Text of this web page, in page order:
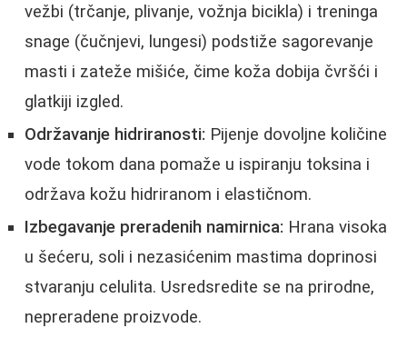
vežbi (trčanje, plivanje, vožnja bicikla) i treninga
snage (čučnjevi, lungesi) podstiže sagorevanje
masti i zateže mišiće, čime koža dobija čvršći i
glatkiji izgled.
Održavanje hidriranosti: Pijenje dovoljne količine
vode tokom dana pomaže u ispiranju toksina i
održava kožu hidriranom i elastičnom.
Izbegavanje preradenih namirnica: Hrana visoka
u šećeru, soli i nezasićenim mastima doprinosi
stvaranju celulita. Usredsredite se na prirodne,
nepreradene proizvode.